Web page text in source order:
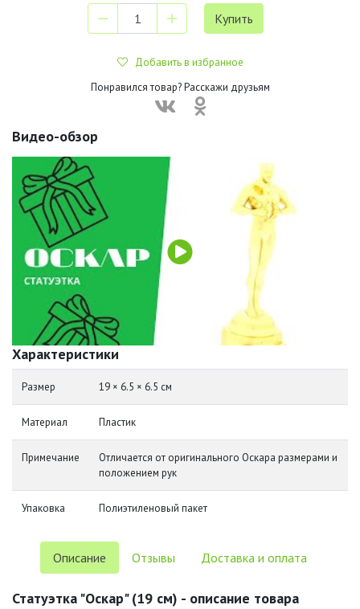
Добавить в избранное
Понравился товар? Расскажи друзьям
Видео-обзор
Характеристики
Размер 19 × 6.5 × 6.5 см
Материал Пластик
Примечание
Отличается от оригинального Оскара размерами и
положением рук
Упаковка Полиэтиленовый пакет
Описание Отзывы Доставка и оплата
Статуэтка "Оскар" (19 см) - описание товара